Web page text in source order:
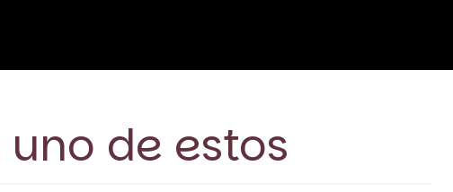
de estos